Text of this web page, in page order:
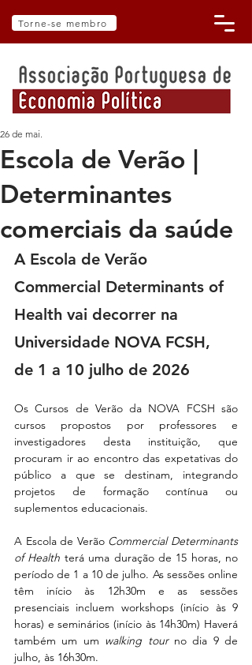
Torne-se membro
Escola de Verão |
Determinantes
comerciais da saúde
26 de mai.
A Escola de Verão
Commercial Determinants of
Health vai decorrer na
Universidade NOVA FCSH,
de 1 a 10 julho de 2026
Os Cursos de Verão da NOVA FCSH são
cursos propostos por professores e
investigadores desta instituição, que
procuram ir ao encontro das expetativas do
público a que se destinam, integrando
projetos de formação contínua ou
suplementos educacionais.
A Escola de Verão Commercial Determinants
of Health terá uma duração de 15 horas, no
período de 1 a 10 de julho. As sessões online
têm início às 12h30m e as sessões
presenciais incluem workshops (início às 9
horas) e seminários (início às 14h30m) Haverá
também um um walking tour no dia 9 de
julho, às 16h30m.